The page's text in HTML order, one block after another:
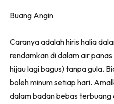
Buang Angin
Caranya adalah hiris halia
rendamkan di dalam air
hijau lagi bagus) tanpa gula.
boleh minum setiap hari.
dalam badan bebas terbuang